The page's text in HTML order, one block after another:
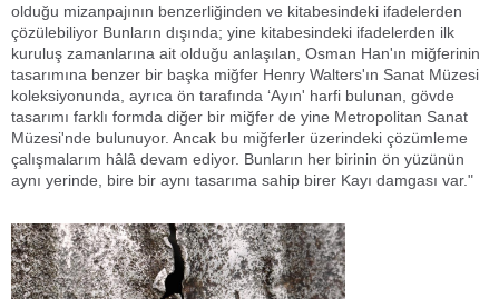
olduğu mizanpajının benzerliğinden ve kitabesindeki ifadelerden
çözülebiliyor Bunların dışında; yine kitabesindeki ifadelerden ilk
kuruluş zamanlarına ait olduğu anlaşılan, Osman Han'ın miğferinin
tasarımına benzer bir başka miğfer Henry Walters'ın Sanat Müzesi
koleksiyonunda, ayrıca ön tarafında ‘Ayın' harfi bulunan, gövde
tasarımı farklı formda diğer bir miğfer de yine Metropolitan Sanat
Müzesi'nde bulunuyor. Ancak bu miğferler üzerindeki çözümleme
çalışmalarım hâlâ devam ediyor. Bunların her birinin ön yüzünün
aynı yerinde, bire bir aynı tasarıma sahip birer Kayı damgası var."